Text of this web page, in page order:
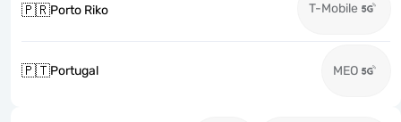
🇵🇷Porto Riko T-Mobile
🇵🇹Portugal MEO